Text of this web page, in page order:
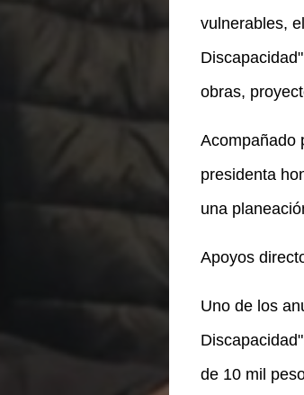
vulnerables,
obras,
Acompañado
presidenta
una
Apoyos
Uno de los
de 10 mil